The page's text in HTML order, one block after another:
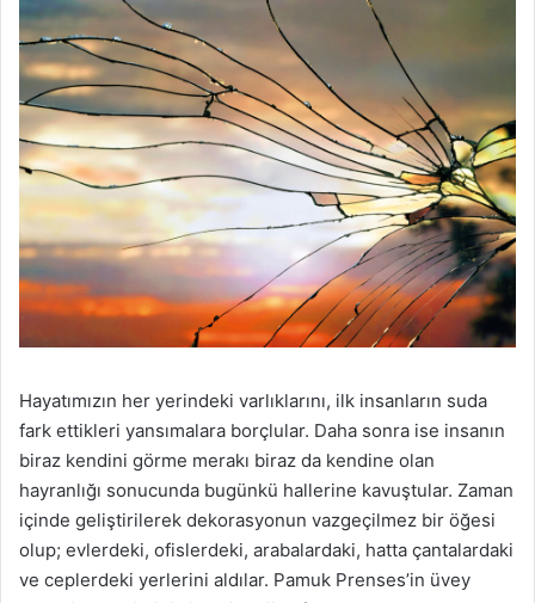
Hayatımızın her yerindeki varlıklarını, ilk insanların suda
fark ettikleri yansımalara borçlular. Daha sonra ise insanın
biraz kendini görme merakı biraz da kendine olan
hayranlığı sonucunda bugünkü hallerine kavuştular. Zaman
içinde geliştirilerek dekorasyonun vazgeçilmez bir öğesi
olup; evlerdeki, ofislerdeki, arabalardaki, hatta çantalardaki
ve ceplerdeki yerlerini aldılar. Pamuk Prenses’in üvey